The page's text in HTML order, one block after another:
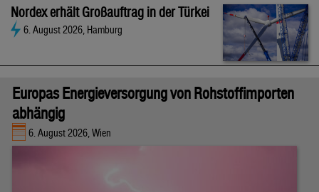
Nordex erhält Großauftrag in der Türkei
6. August 2026, Hamburg
Europas Energieversorgung von Rohstoffimporten
abhängig
6. August 2026, Wien